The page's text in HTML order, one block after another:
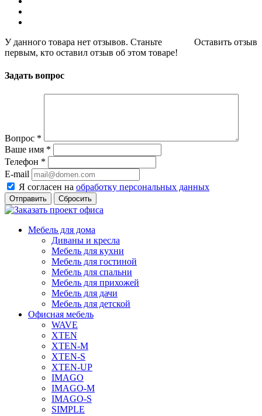
Оставить отзыв
У данного товара нет отзывов. Станьте
первым, кто оставил отзыв об этом товаре!
Задать вопрос
Вопрос *
Ваше имя *
Телефон *
E-mail
Я согласен на обработку персональных данных
Сбросить
Мебель для дома
Диваны и кресла
Мебель для кухни
Мебель для гостиной
Мебель для спальни
Мебель для прихожей
Мебель для дачи
Мебель для детской
Офисная мебель
WAVE
XTEN
XTEN-M
XTEN-S
XTEN-UP
IMAGO
IMAGO-M
IMAGO-S
SIMPLE